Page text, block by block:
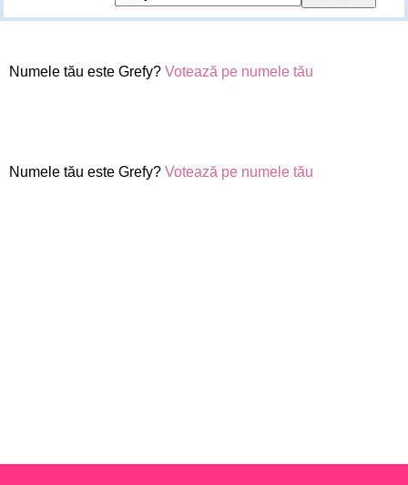
Numele tău este Grefy? Votează pe numele tău
Numele tău este Grefy? Votează pe numele tău